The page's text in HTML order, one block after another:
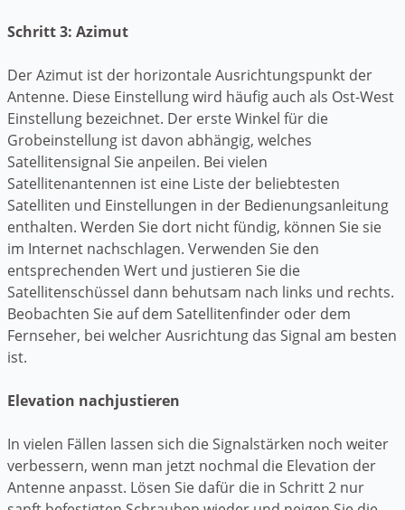
Schritt 3: Azimut
Der Azimut ist der horizontale Ausrichtungspunkt der
Antenne. Diese Einstellung wird häufig auch als Ost-West
Einstellung bezeichnet. Der erste Winkel für die
Grobeinstellung ist davon abhängig, welches
Satellitensignal Sie anpeilen. Bei vielen
Satellitenantennen ist eine Liste der beliebtesten
Satelliten und Einstellungen in der Bedienungsanleitung
enthalten. Werden Sie dort nicht fündig, können Sie sie
im Internet nachschlagen. Verwenden Sie den
entsprechenden Wert und justieren Sie die
Satellitenschüssel dann behutsam nach links und rechts.
Beobachten Sie auf dem Satellitenfinder oder dem
Fernseher, bei welcher Ausrichtung das Signal am besten
ist.
Elevation nachjustieren
In vielen Fällen lassen sich die Signalstärken noch weiter
verbessern, wenn man jetzt nochmal die Elevation der
Antenne anpasst. Lösen Sie dafür die in Schritt 2 nur